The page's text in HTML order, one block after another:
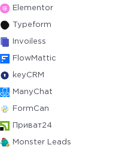
Elementor
Typeform
Invoiless
FlowMattic
keyCRM
ManyChat
FormCan
Приват24
Monster Leads